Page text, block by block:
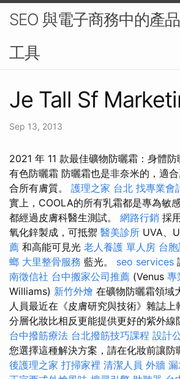
SEO 與電子商務中的產
工具
Je Tall Sf
Sep 13, 2013
2021 年 11 款最佳礦物防曬霜：身體防
有色防曬霜 防曬霜也是非奈米的，適
合所有膚質。 護理之家 台北 找專業會
實上，COOLA的所有乳霜都是專為敏
都經過皮膚科醫生測試。 網路行銷 採
氧化鋅製成，可抵禦 醫美診所 UVA、
薦 和高能可見光 老人養護 單人房 台
螂 大里整骨服務 藍光。 seo services
南徵信社 台中搬家公司推薦 (Venus 專
Williams) 新竹外燴 在礦物防曬霜領域
人員最近在《皮膚研究與技術》雜誌
分層化妝比相反更能提供更好的紫外線
台中撥筋療法 台北撥筋技巧課程 設計
您選擇這種解決方案，請在化妝前讓防
後護理之家 打掃家裡 清潔人員 外牆 漏